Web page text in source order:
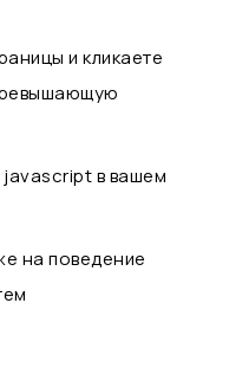
и кликаете
в вашем
на поведение